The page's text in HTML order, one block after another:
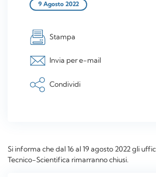
9 Agosto 2022
Stampa
Invia per e-mail
Condividi
Si informa che dal 16 al 19 agosto 2022 gli
Tecnico-Scientifica rimarranno chiusi.